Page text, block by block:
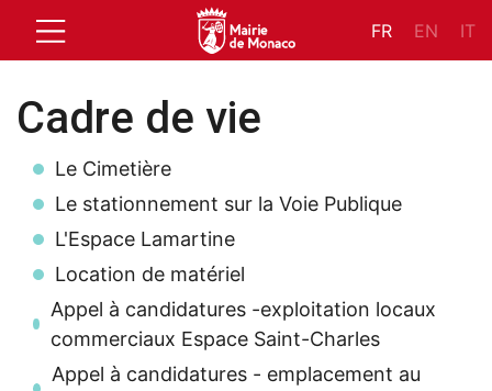
FR EN IT
Cadre de vie
Le Cimetière
Le stationnement sur la Voie Publique
L'Espace Lamartine
Location de matériel
Appel à candidatures -exploitation locaux
commerciaux Espace Saint-Charles
Appel à candidatures - emplacement au